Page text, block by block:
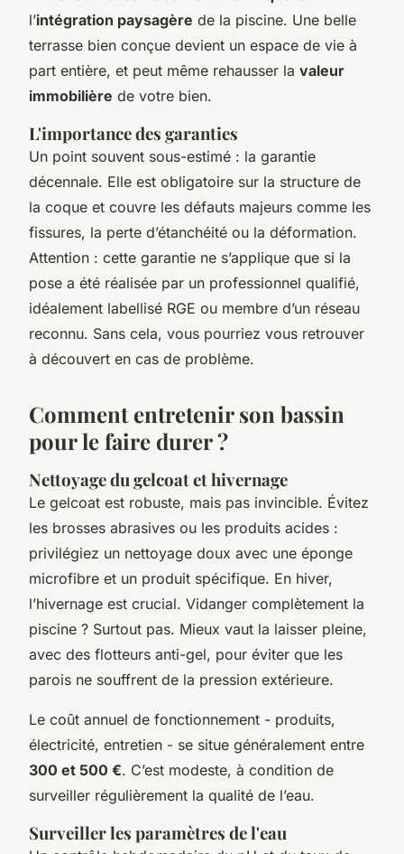
l’intégration paysagère de la piscine. Une belle
terrasse bien conçue devient un espace de vie à
part entière, et peut même rehausser la valeur
immobilière de votre bien.
L'importance des garanties
Un point souvent sous-estimé : la garantie
décennale. Elle est obligatoire sur la structure de
la coque et couvre les défauts majeurs comme les
fissures, la perte d’étanchéité ou la déformation.
Attention : cette garantie ne s’applique que si la
pose a été réalisée par un professionnel qualifié,
idéalement labellisé RGE ou membre d’un réseau
reconnu. Sans cela, vous pourriez vous retrouver
à découvert en cas de problème.
Comment entretenir son bassin
pour le faire durer ?
Nettoyage du gelcoat et hivernage
Le gelcoat est robuste, mais pas invincible. Évitez
les brosses abrasives ou les produits acides :
privilégiez un nettoyage doux avec une éponge
microfibre et un produit spécifique. En hiver,
l’hivernage est crucial. Vidanger complètement la
piscine ? Surtout pas. Mieux vaut la laisser pleine,
avec des flotteurs anti-gel, pour éviter que les
parois ne souffrent de la pression extérieure.
Le coût annuel de fonctionnement - produits,
électricité, entretien - se situe généralement entre
300 et 500 €. C’est modeste, à condition de
surveiller régulièrement la qualité de l’eau.
Surveiller les paramètres de l'eau